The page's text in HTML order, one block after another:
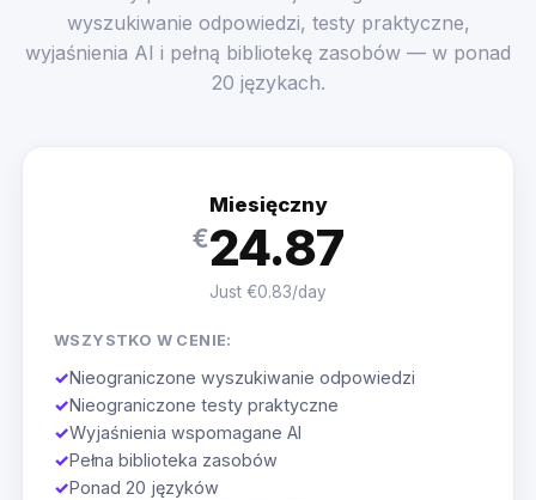
wyszukiwanie odpowiedzi, testy praktyczne,
wyjaśnienia AI i pełną bibliotekę zasobów — w ponad
20 językach.
Miesięczny
€24.87
Just €0.83/day
WSZYSTKO W CENIE:
✓Nieograniczone wyszukiwanie odpowiedzi
✓Nieograniczone testy praktyczne
✓Wyjaśnienia wspomagane AI
✓Pełna biblioteka zasobów
✓Ponad 20 języków